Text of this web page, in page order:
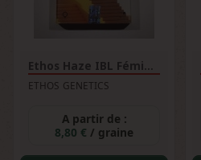
Ethos Haze IBL Féminisée
ETHOS GENETICS
A partir de :
8,80 € / graine